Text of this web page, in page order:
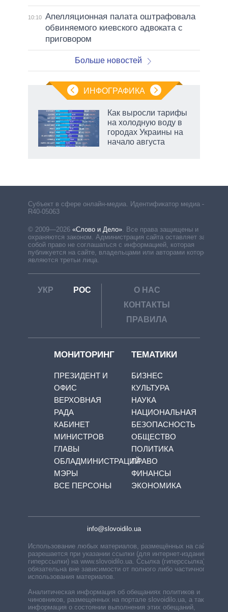
10:10 Апелляционная палата оштрафовала
обвиняемого киевского адвоката с
приговором
Больше новостей
ИНФОГРАФИКА
Как выросли тарифы
на холодную воду в
городах Украины на
начало августа
Субъект в сфере онлайн-медиа. Идентификатор медиа –
R40-05063
© 2009—2026 «Слово и Дело» Все права защищены и
охраняются законом. Администрация сайта оставляет за
собой право не соглашаться с информацией, которая
публикуется на сайте, владельцами или авторами которой
являются третьи лица.
УКР РОС
О НАС
КОНТАКТЫ
ПРАВИЛА
МОНИТОРИНГ
ПРЕЗИДЕНТ И
ОФИС
ВЕРХОВНАЯ
РАДА
КАБИНЕТ
МИНИСТРОВ
ГЛАВЫ
ОБЛАДМИНИСТРАЦИЙ
МЭРЫ
ВСЕ ПЕРСОНЫ
ТЕМАТИКИ
БИЗНЕС
КУЛЬТУРА
НАУКА
НАЦИОНАЛЬНАЯ
БЕЗОПАСНОСТЬ
ОБЩЕСТВО
ПОЛИТИКА
ПРАВО
ФИНАНСЫ
ЭКОНОМИКА
info@slovoidilo.ua
Использование любых материалов, размещённых на сайте,
разрешается при указании ссылки (для интернет-изданий —
гиперссылки) на www.slovoidilo.ua. Ссылка (гиперссылка)
обязательна вне зависимости от полного либо частичного
использования материалов.
Аналитическая информация об обещаниях политиков и
чиновников, размещенных на портале slovoidilo.ua, а также
информация о состоянии выполнения этих обещаний,